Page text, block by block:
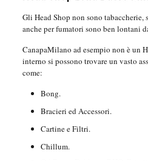
Gli Head Shop non sono tabaccherie,
anche per fumatori sono ben lontani
CanapaMilano ad esempio non è un
interno si possono trovare un vasto
come:
Bong.
Bracieri ed Accessori.
Cartine e Filtri.
Chillum.